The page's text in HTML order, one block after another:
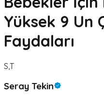
Yüksek 9 Un
Faydaları
S,T
Seray Tekin